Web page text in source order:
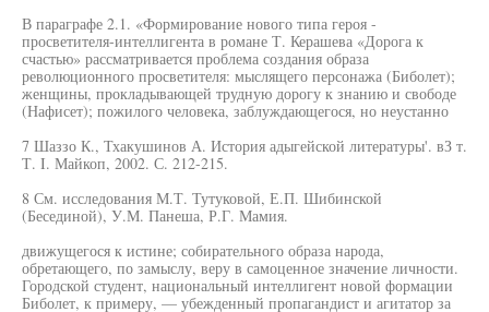
В параграфе 2.1. «Формирование нового типа героя -
просветителя-интеллигента в романе Т. Керашева «Дорога к
счастью» рассматривается проблема создания образа
революционного просветителя: мыслящего персонажа (Биболет);
женщины, прокладывающей трудную дорогу к знанию и свободе
(Нафисет); пожилого человека, заблуждающегося, но неустанно
7 Шаззо К., Тхакушинов А. История адыгейской литературы'. вЗ т.
Т. I. Майкоп, 2002. С. 212-215.
8 См. исследования М.Т. Тутуковой, Е.П. Шибинской
(Бесединой), У.М. Панеша, Р.Г. Мамия.
движущегося к истине; собирательного образа народа,
обретающего, по замыслу, веру в самоценное значение личности.
Городской студент, национальный интеллигент новой формации
Биболет, к примеру, — убежденный пропагандист и агитатор за